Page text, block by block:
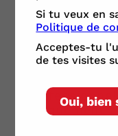
la santé et
droit, la
planification
uniquement
Si tu veux en
Politique de
Acceptes-tu
de tes visites
Oui, bien